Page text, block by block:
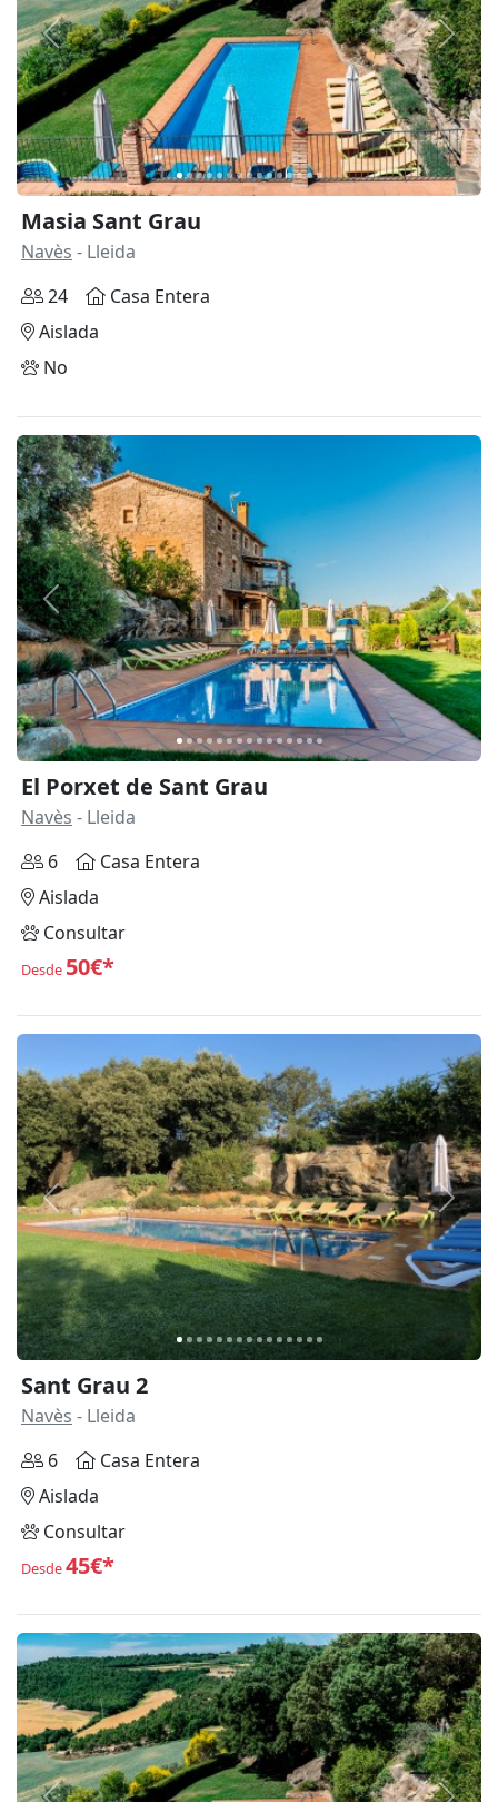
Anterior
Masia Sant Grau
Navès - Lleida
24
Casa Entera
Aislada
No
Anterior
El Porxet de Sant Grau
Navès - Lleida
6
Casa Entera
Aislada
Consultar
Desde 50€*
Anterior
Sant Grau 2
Navès - Lleida
6
Casa Entera
Aislada
Consultar
Desde45€*